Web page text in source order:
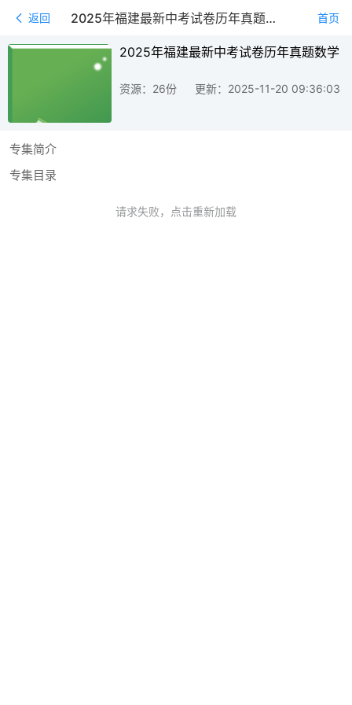
返回 2025年福建最新中考试卷历年真题数学 首页
2025年福建最新中考试卷历年真题数学
资源：26份 更新：2025-11-20 09:36:03
专集简介
专集目录
请求失败，点击重新加载